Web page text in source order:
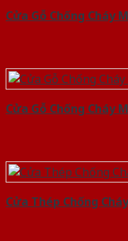
Cửa Gỗ Chống Cháy
Cửa Gỗ Chống Cháy
Cửa Thép Chống